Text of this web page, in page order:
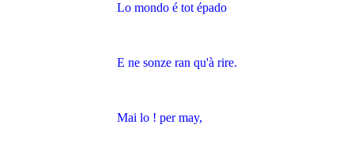
Lo mondo é tot épado
E ne sonze ran qu'à rire.
Mai lo ! per may,